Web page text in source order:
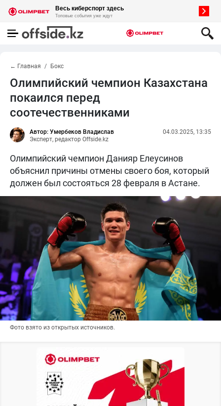
← Главная Бокс
Олимпийский чемпион Казахстана
покаился перед
соотечественниками
Автор: Умербеков Владислав
Эксперт, редактор Offside.kz
04.03.2025, 13:35
Олимпийский чемпион Данияр Елеусинов
объяснил причины отмены своего боя, который
должен был состояться 28 февраля в Астане.
Фото взято из открытых источников.